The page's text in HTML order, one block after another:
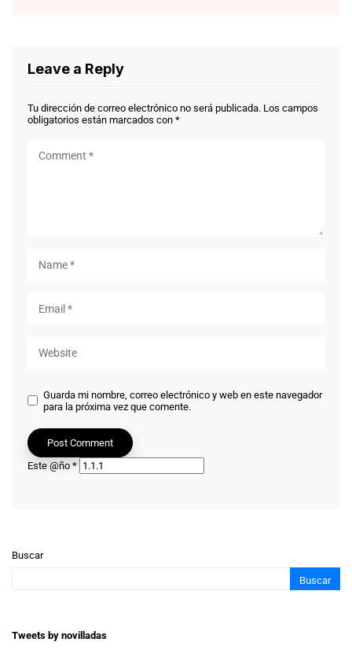
Leave a Reply
Tu dirección de correo electrónico no será publicada. Los campos
obligatorios están marcados con *
Guarda mi nombre, correo electrónico y web en este navegador
para la próxima vez que comente.
Este @ño *
Buscar
Buscar
Tweets by novilladas